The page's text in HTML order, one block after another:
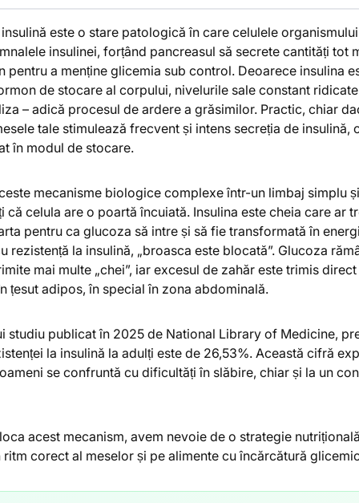
insulină este o stare patologică în care celulele
insulinei, forțând pancreasul să secrete cantități tot
pentru a menține glicemia sub control. Deoarece insulina
de stocare al corpului, nivelurile sale constant
– adică procesul de ardere a grăsimilor. Practic, chiar
tale stimulează frecvent și intens secreția de insulină,
în modul de stocare.
mecanisme biologice complexe într-un limbaj simplu
că celula are o poartă încuiată. Insulina este cheia care ar
pentru ca glucoza să intre și să fie transformată în
rezistență la insulină, „broasca este blocată”. Glucoza
mai multe „chei”, iar excesul de zahăr este trimis
țesut adipos, în special în zona abdominală.
studiu publicat în 2025 de National Library of Medicine,
la insulină la adulți este de 26,53%. Această cifră
se confruntă cu dificultăți în slăbire, chiar și la un
acest mecanism, avem nevoie de o strategie
ritm corect al meselor și pe alimente cu încărcătură